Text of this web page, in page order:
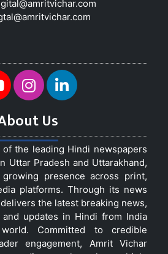
Us
the leading Hindi newspapers
Uttar Pradesh and Uttarakhand,
presence across print,
platforms. Through its news
the latest breaking news,
updates in Hindi from India
Committed to credible
engagement, Amrit Vichar